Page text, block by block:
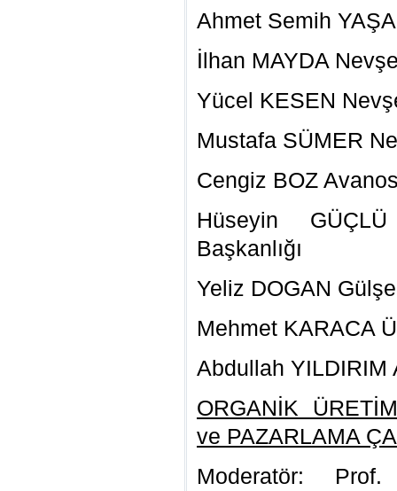
Ahmet Semih
İlhan MAYDA
Yücel KESEN
Mustafa SÜMER
Cengiz BOZ
Hüseyin
Başkanlığı
Yeliz DOGAN
Mehmet KARACA
Abdullah YILDIRIM
ORGANİK
ve PAZARLAMA
Moderatör: